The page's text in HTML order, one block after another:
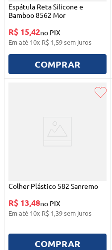
Espátula Reta Silicone e
Bamboo 8562 Mor
R$ 15,42no PIX
Em até 10x R$ 1,59sem juros
COMPRAR
Colher Plástico 582 Sanremo
R$ 13,48no PIX
Em até 10x R$ 1,39sem juros
COMPRAR